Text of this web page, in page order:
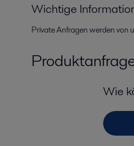
Wichtige
Private Anfragen werden von
Wie